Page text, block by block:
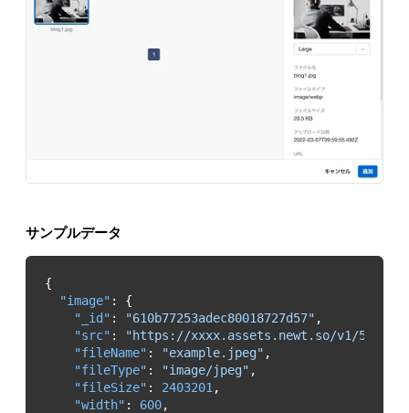
サンプルデータ
"image"
"_id" : "610b77253adec80018727d57"
"src" :
"https://xxxx.assets.newt.so/v1/
"fileName" : "example.jpeg"
"fileType" : "image/jpeg"
"fileSize" : 2403201
"width" : 600